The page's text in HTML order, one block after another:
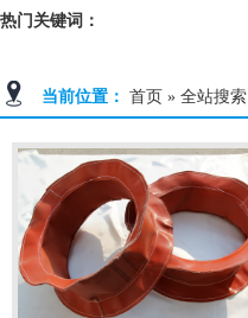
热门关键词：
当前位置： 首页 » 全站搜索